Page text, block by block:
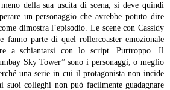
della sua uscita di scena, si deve quindi
un personaggio che avrebbe potuto dire
dimostra l’episodio. Le scene con Cassidy
fanno parte di quel rollercoaster emozionale
a schiantarsi con lo script. Purtroppo. Il
Sky Tower” sono i personaggi, o meglio
una serie in cui il protagonista non incide
suoi colleghi non può facilmente guadagnare